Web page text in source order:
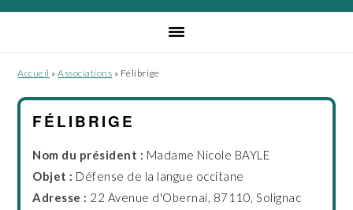
Accueil »Associations » Félibrige
FÉLIBRIGE
Nom du président : Madame Nicole BAYLE
Objet : Défense de la langue occitane
Adresse : 22 Avenue d'Obernai, 87110, Solignac